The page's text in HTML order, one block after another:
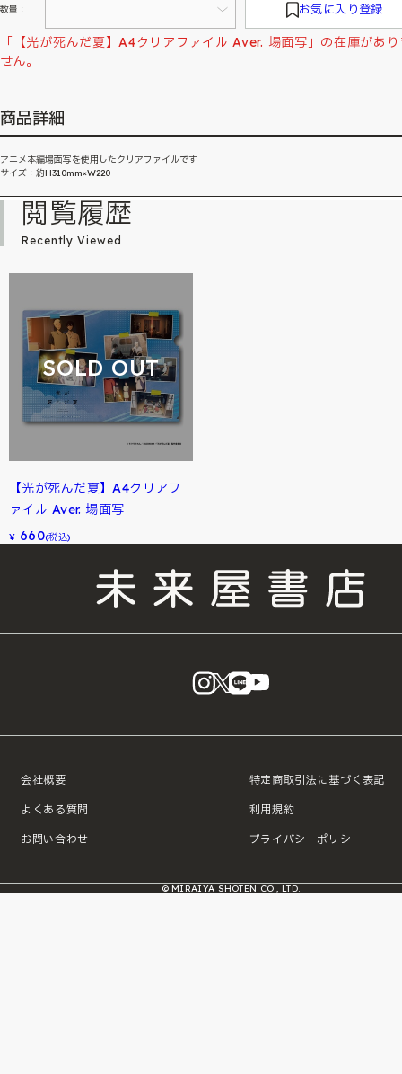
数量： お気に入り登録
「【光が死んだ夏】A4クリアファイル Aver. 場面写」の在庫があ
せん。
商品詳細
アニメ本編場面写を使用したクリアファイルです
サイズ：約H310mm×W220
閲覧履歴
Recently Viewed
SOLD OUT
【光が死んだ夏】A4クリアフ
ァイル Aver. 場面写
¥ 660(税込)
instagram
X LINE
会社概要
よくある質問
お問い合わせ
特定商取引法に基づく表記
利用規約
プライバシーポリシー
© MIRAIYA SHOTEN CO., LTD.